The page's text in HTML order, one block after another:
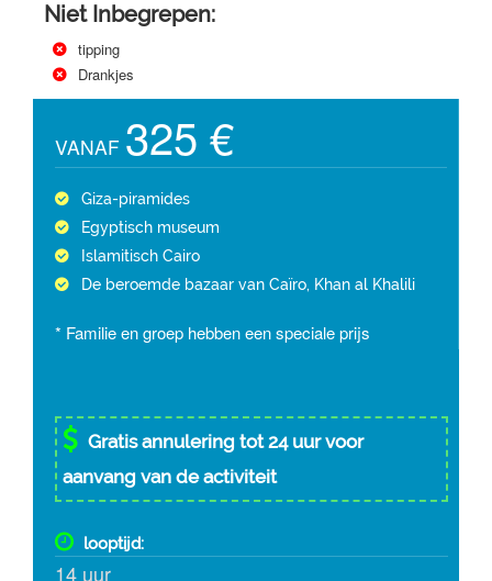
Niet Inbegrepen:
tipping
Drankjes
VANAF 325 €
Giza-piramides
Egyptisch museum
Islamitisch Cairo
De beroemde bazaar van Caïro, Khan al Khalili
* Familie en groep hebben een speciale prijs
Gratis annulering tot 24 uur voor
aanvang van de activiteit
looptijd:
14 uur